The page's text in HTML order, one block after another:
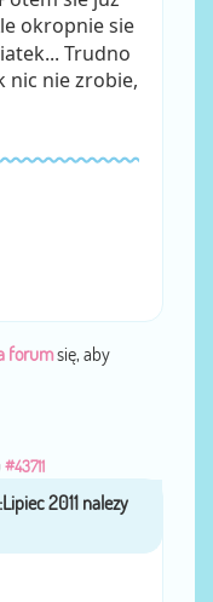
okropnie sie
Trudno
nic nie zrobie,
forumsię, aby
#43711